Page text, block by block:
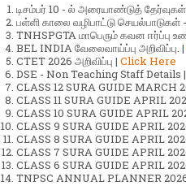
டிசம்பர் 10 - ல் அரையாண்டுத்
பள்ளி காலை வழிபாட்டு செயல்பாடுகள்
TNHSPGTA மாபெரும் கவன ஈர்ப்பு
BEL INDIA வேலைவாய்ப்பு அறிவிப்பு. |
CTET 2026 அறிவிப்பு | Click Here
DSE - Non Teaching Staff Details |
CLASS 12 SURA GUIDE MARCH
CLASS 11 SURA GUIDE APRIL
CLASS 10 SURA GUIDE APRIL
CLASS 9 SURA GUIDE APRIL
CLASS 8 SURA GUIDE APRIL
CLASS 7 SURA GUIDE APRIL
CLASS 6 SURA GUIDE APRIL
TNPSC ANNUAL PLANNER